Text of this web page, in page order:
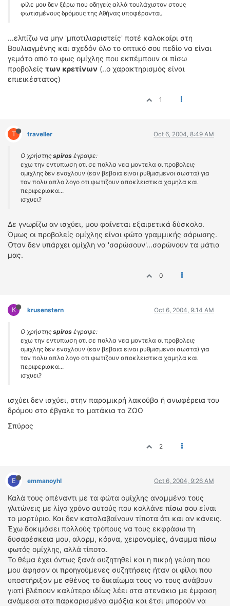
φίλε μου δεν ξέρω που οδηγείς αλλά τουλάχιστον στους
φωτισμένους δρόμους της Αθήνας υποφέρονται.
...ελπίζω να μην 'μποτιλιαριστείς' ποτέ καλοκαίρι στη
Βουλιαγμένης και σχεδόν όλο το οπτικό σου πεδίο να είναι
γεμάτο από το φως ομίχλης που εκπέμπουν οι πίσω
προβολείς των κρετίνων (..ο χαρακτηρισμός είναι
επιεικέστατος)
1
T traveller Oct 6, 2004, 8:49 AM
Ο χρήστης spiros έγραψε:
εχω την εντυπωση οτι σε πολλα νεα μοντελα οι προβολεις
ομιχλης δεν ενοχλουν (εαν βεβαια ειναι ρυθμισμενοι σωστα) για
τον πολυ απλο λογο οτι φωτιζουν αποκλειστικα χαμηλα και
περιφεριακα...
ισχυει?
Δε γνωρίζω αν ισχύει, μου φαίνεται εξαιρετικά δύσκολο.
Όμως οι προβολείς ομίχλης είναι φώτα γραμμικής σάρωσης.
Όταν δεν υπάρχει ομίχλη να 'σαρώσουν'...σαρώνουν τα μάτια
μας.
0
K krusenstern Oct 6, 2004, 9:14 AM
Ο χρήστης spiros έγραψε:
εχω την εντυπωση οτι σε πολλα νεα μοντελα οι προβολεις
ομιχλης δεν ενοχλουν (εαν βεβαια ειναι ρυθμισμενοι σωστα) για
τον πολυ απλο λογο οτι φωτιζουν αποκλειστικα χαμηλα και
περιφεριακα...
ισχυει?
ισχύει δεν ισχύει, στην παραμικρή λακούβα ή ανωφέρεια του
δρόμου στα έβγαλε τα ματάκια το ΖΩΟ
Σπύρος
2
E emmanoyhl Oct 6, 2004, 9:26 AM
Καλά τους απέναντι με τα φώτα ομίχλης αναμμένα τους
γλιτώνεις με λίγο χρόνο αυτούς που κολλάνε πίσω σου είναι
το μαρτύριο. Και δεν καταλαβαίνουν τίποτα ότι και αν κάνεις.
Έχω δοκιμάσει πολλούς τρόπους να τους εκφράσω τη
δυσαρέσκεια μου, αλαρμ, κόρνα, χειρονομίες, άναμμα πίσω
φωτός ομίχλης, αλλά τίποτα.
Το θέμα έχει όντως ξανά συζητηθεί και η πικρή γεύση που
μου άφησαν οι προηγούμενες συζητήσεις ήταν οι φίλοι που
υποστήριξαν με σθένος το δικαίωμα τους να τους ανάβουν
γιατί βλέπουν καλύτερα ιδίως λέει στα στενάκια με έμφαση
ανάμεσα στα παρκαρισμένα αμάξια και έτσι μπορούν να